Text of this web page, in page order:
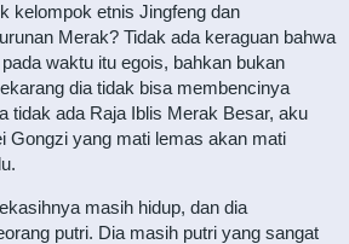
kelompok etnis Jingfeng dan
Merak? Tidak ada keraguan bahwa
waktu itu egois, bahkan bukan
dia tidak bisa membencinya
tidak ada Raja Iblis Merak Besar, aku
Gongzi yang mati lemas akan mati
masih hidup, dan dia
putri. Dia masih putri yang sangat